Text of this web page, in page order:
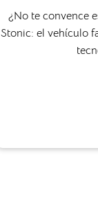
¿No te convence
Stonic: el vehículo